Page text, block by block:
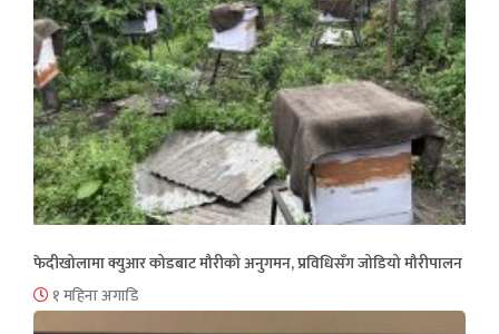
फेदीखोलामा क्युआर कोडबाट मौरीको अनुगमन, प्रविधिसँग जोडियो मौरीपालन
१ महिना अगाडि